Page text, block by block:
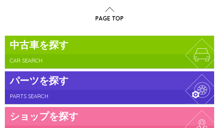
PAGE TOP
中古車を探す
CAR SEARCH
パーツを探す
PARTS SEARCH
ショップを探す